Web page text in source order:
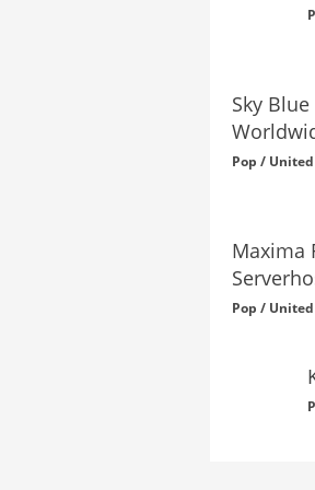
Sky
Pop /
Maxima
Pop /